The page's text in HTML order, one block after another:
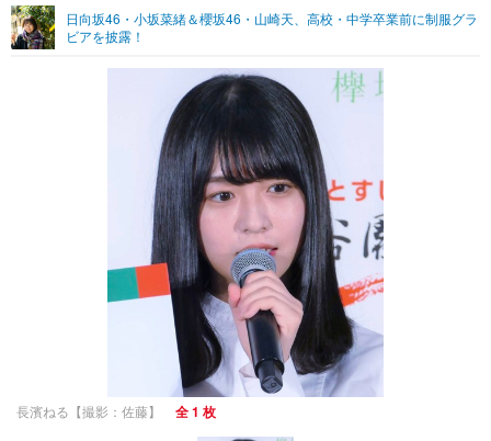
ショッピング その他
日向坂46・小坂菜緒＆櫻坂46・山崎天、高校・中学卒業前に制服グラ
ビアを披露！
長濱ねる【撮影：佐藤】 全 1 枚